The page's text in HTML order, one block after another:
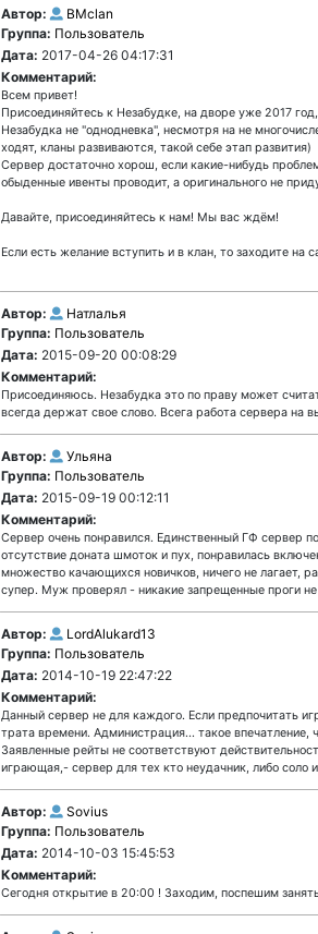
Автор:
BMclan
Группа: Пользователь
Дата: 2017-04-26 04:17:31
Комментарий:
Всем привет!
Присоединяйтесь к Незабудке, на дворе уже 2017
Незабудка не "однодневка", несмотря на не
ходят, кланы развиваются, такой себе этап развития)
Сервер достаточно хорош, если какие-нибудь
обыденные ивенты проводит, а оригинального не
Давайте, присоединяйтесь к нам! Мы вас ждём!
Если есть желание вступить и в клан, то заходите на
Автор:
Натлалья
Группа: Пользователь
Дата: 2015-09-20 00:08:29
Комментарий:
Присоединяюсь. Незабудка это по праву может
всегда держат свое слово. Всега работа сервера на
Автор:
Ульяна
Группа: Пользователь
Дата: 2015-09-19 00:12:11
Комментарий:
Сервер очень понравился. Единственный ГФ сервер
отсутствие доната шмоток и пух, понравилась
множество качающихся новичков, ничего не лагает,
супер. Муж проверял - никакие запрещенные проги
Автор:
LordAlukard13
Группа: Пользователь
Дата: 2014-10-19 22:47:22
Комментарий:
Данный сервер не для каждого. Если предпочитать
трата времени. Администрация... такое впечатление,
Заявленные рейты не соответствуют
играющая,- сервер для тех кто неудачник, либо соло
Автор:
Sovius
Группа: Пользователь
Дата: 2014-10-03 15:45:53
Комментарий:
Сегодня открытие в 20:00 ! Заходим, поспешим